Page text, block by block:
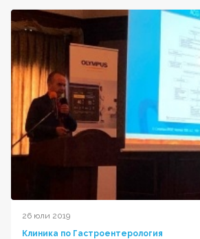
26 юли 2019
Клиника по Гастроентерология